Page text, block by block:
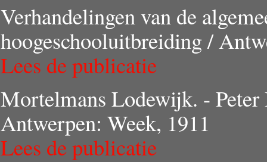
Verhandelingen van de
hoogeschooluitbreiding /
Lees de publicatie
Mortelmans Lodewijk. - Peter
Antwerpen: Week, 1911
Lees de publicatie